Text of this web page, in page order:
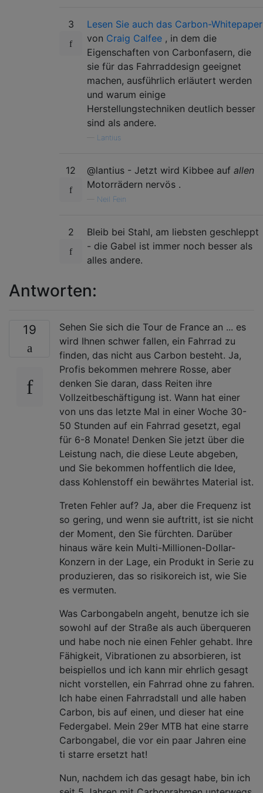
3
Lesen Sie auch das Carbon-Whitepaper
von Craig Calfee , in dem die
Eigenschaften von Carbonfasern, die
sie für das Fahrraddesign geeignet
machen, ausführlich erläutert werden
und warum einige
Herstellungstechniken deutlich besser
sind als andere.
Lantius
12 @lantius - Jetzt wird Kibbee auf allen
Motorrädern nervös .
Neil Fein
2
Bleib bei Stahl, am liebsten geschleppt
- die Gabel ist immer noch besser als
alles andere.
Antworten:
19
Sehen Sie sich die Tour de France an ... es
wird Ihnen schwer fallen, ein Fahrrad zu
finden, das nicht aus Carbon besteht. Ja,
Profis bekommen mehrere Rosse, aber
denken Sie daran, dass Reiten ihre
Vollzeitbeschäftigung ist. Wann hat einer
von uns das letzte Mal in einer Woche 30-
50 Stunden auf ein Fahrrad gesetzt, egal
für 6-8 Monate! Denken Sie jetzt über die
Leistung nach, die diese Leute abgeben,
und Sie bekommen hoffentlich die Idee,
dass Kohlenstoff ein bewährtes Material ist.
Treten Fehler auf? Ja, aber die Frequenz ist
so gering, und wenn sie auftritt, ist sie nicht
der Moment, den Sie fürchten. Darüber
hinaus wäre kein Multi-Millionen-Dollar-
Konzern in der Lage, ein Produkt in Serie zu
produzieren, das so risikoreich ist, wie Sie
es vermuten.
Was Carbongabeln angeht, benutze ich sie
sowohl auf der Straße als auch überqueren
und habe noch nie einen Fehler gehabt. Ihre
Fähigkeit, Vibrationen zu absorbieren, ist
beispiellos und ich kann mir ehrlich gesagt
nicht vorstellen, ein Fahrrad ohne zu fahren.
Ich habe einen Fahrradstall und alle haben
Carbon, bis auf einen, und dieser hat eine
Federgabel. Mein 29er MTB hat eine starre
Carbongabel, die vor ein paar Jahren eine
ti starre ersetzt hat!
Nun, nachdem ich das gesagt habe, bin ich